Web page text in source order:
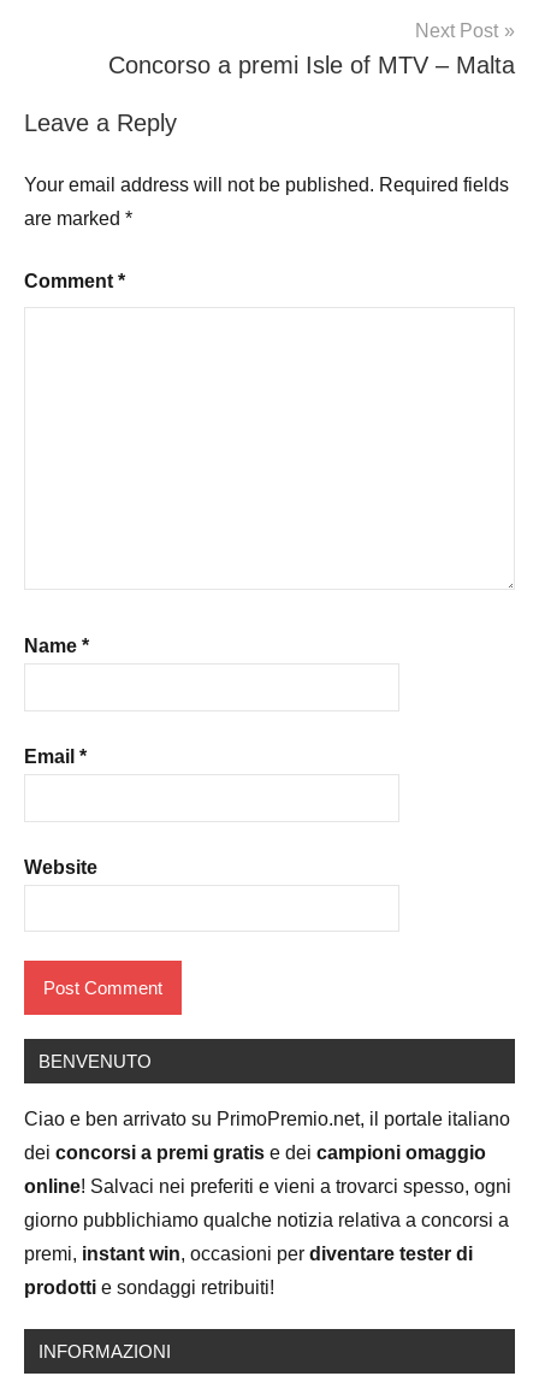
Next Post
Concorso a premi Isle of MTV – Malta
Leave a Reply
Your email address will not be published. Required fields
are marked *
Comment *
Name *
Email *
Website
BENVENUTO
Ciao e ben arrivato su PrimoPremio.net, il portale italiano
dei concorsi a premi gratis e dei campioni omaggio
online! Salvaci nei preferiti e vieni a trovarci spesso, ogni
giorno pubblichiamo qualche notizia relativa a concorsi a
premi, instant win, occasioni per diventare tester di
prodotti e sondaggi retribuiti!
INFORMAZIONI